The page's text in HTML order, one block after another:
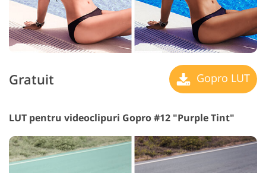
Gratuit Gopro LUT
LUT pentru videoclipuri Gopro #12 "Purple Tint"